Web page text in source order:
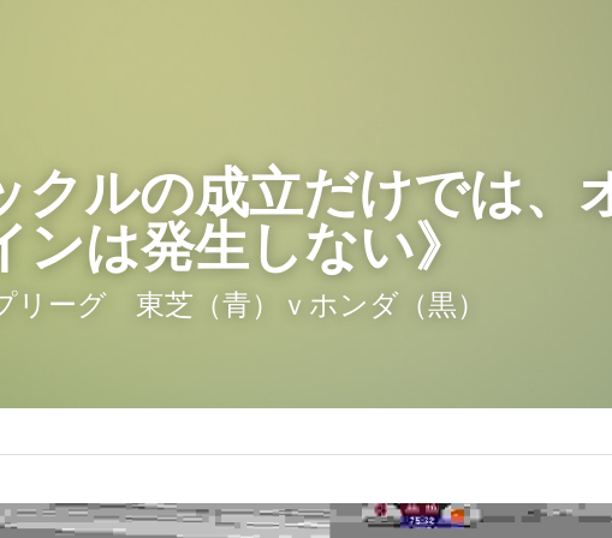
クルの成立だけでは、
ンは発生しない》
リーグ　東芝（青）ｖホンダ（黒）